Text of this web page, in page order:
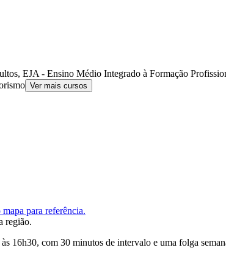
EJA - Ensino Médio Integrado à Formação
Ver mais cursos
para referência.
região.
16h30, com 30 minutos de intervalo e uma folga